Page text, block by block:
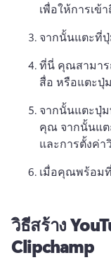
เพื่อให้การเข้
จากนั้นแตะที่
ที่นี่ คุณสามาร
สื่อ หรือแตะปุ่
จากนั้นแตะปุ่ม
คุณ จากนั้นแต
และการตั้งค่
เมื่อคุณพร้อม
วิธีสร้าง
Clipchamp